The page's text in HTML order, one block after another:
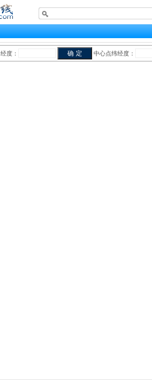
经度： 中心点纬经度：